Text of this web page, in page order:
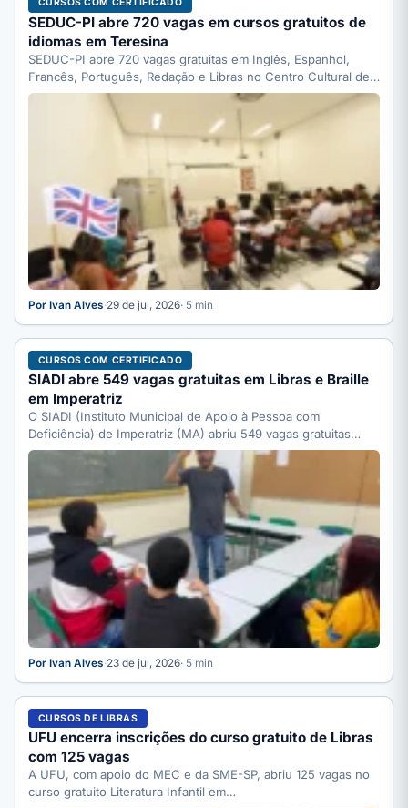
SEDUC-PI abre 720 vagas em cursos gratuitos de
idiomas em Teresina
SEDUC-PI abre 720 vagas gratuitas em Inglês, Espanhol,
Francês, Português, Redação e Libras no Centro Cultural de
Línguas…
Por Ivan Alves·29 de jul, 2026· 5 min
CURSOS COM CERTIFICADO
SIADI abre 549 vagas gratuitas em Libras e Braille
em Imperatriz
O SIADI (Instituto Municipal de Apoio à Pessoa com
Deficiência) de Imperatriz (MA) abriu 549 vagas gratuitas
em…
Por Ivan Alves·23 de jul, 2026· 5 min
CURSOS DE LIBRAS
UFU encerra inscrições do curso gratuito de Libras
com 125 vagas
A UFU, com apoio do MEC e da SME-SP, abriu 125 vagas no
curso gratuito Literatura Infantil em…